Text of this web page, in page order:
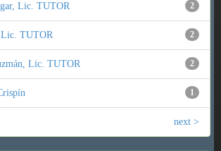
2
Lic. TUTOR
2
Lic. TUTOR
2
Lic. TUTOR
1
next >